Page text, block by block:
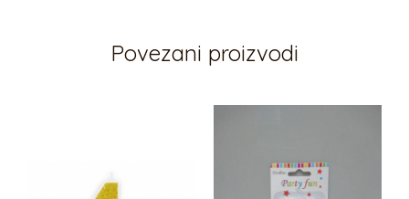
Povezani proizvodi